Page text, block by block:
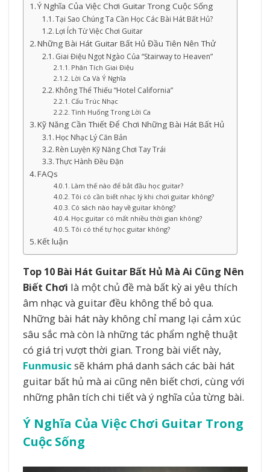
Ý Nghĩa Của Việc Chơi Guitar Trong Cuộc Sống
Tại Sao Chúng Ta Cần Học Các Bài Hát Bất Hủ?
Lợi Ích Từ Việc Chơi Guitar
Những Bài Hát Guitar Bất Hủ Đầu Tiên Nên Thử
Giai Điệu Ngọt Ngào Của “Stairway to Heaven”
Phân Tích Giai Điệu
Lời Ca Và Ý Nghĩa
Không Thể Thiếu “Hotel California”
Cấu Trúc Nhạc
Tình Huống Trong Lời Ca
Kỹ Năng Cần Thiết Để Chơi Những Bài Hát Bất Hủ
Học Nhạc Lý Căn Bản
Rèn Luyện Kỹ Năng Chơi Tay Trái
Thực Hành Đều Đặn
FAQs
Làm thế nào để bắt đầu học guitar?
Tôi có cần biết nhạc lý khi chơi guitar không?
Có sách nào hay về guitar không?
Học guitar có mất nhiều thời gian không?
Tôi có thể tự học guitar không?
Kết luận
Top 10 Bài Hát Guitar Bất Hủ Mà Ai Cũng Nên
Biết Chơi là một chủ đề mà bất kỳ ai yêu thích
âm nhạc và guitar đều không thể bỏ qua.
Những bài hát này không chỉ mang lại cảm xúc
sâu sắc mà còn là những tác phẩm nghệ thuật
có giá trị vượt thời gian. Trong bài viết này,
Funmusicsẽ khám phá danh sách các bài hát
guitar bất hủ mà ai cũng nên biết chơi, cùng với
những phân tích chi tiết và ý nghĩa của từng bài.
Ý Nghĩa Của Việc Chơi Guitar Trong
Cuộc Sống